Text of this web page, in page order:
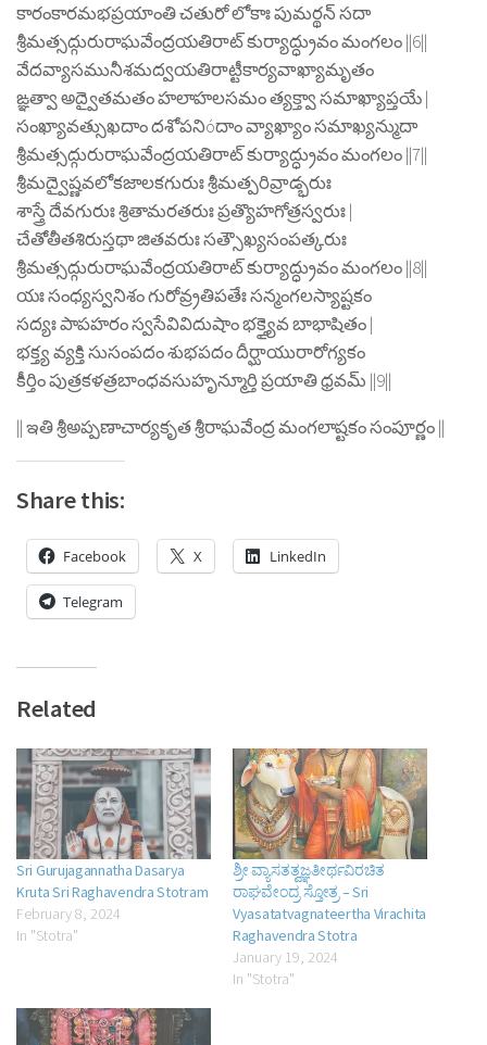
కారంకారమభప్రయాంతి చతురో లోకాః పుమర్థన్ సదా
శ్రీమత్సద్గురురాఘవేంద్రయతిరాట్ కుర్యాద్ధ్రువం మంగలం ||6||
వేదవ్యాసమునీశమద్వయతిరాట్టీకార్యవాఖ్యామృతం
ఙ్ఞత్వా అద్వైతమతం హలాహలసమం త్యక్త్వా సమాఖ్యాప్తయే |
సంఖ్యావత్సుఖదాం దశోపనిóదాం వ్యాఖ్యాం సమాఖ్యన్ముదా
శ్రీమత్సద్గురురాఘవేంద్రయతిరాట్ కుర్యాద్ధ్రువం మంగలం ||7||
శ్రీమద్వైష్ణవలోకజాలకగురుః శ్రీమత్పరివ్రాడ్భరుః
శాస్త్రే దేవగురుః శ్రితామరతరుః ప్రత్యొహగోత్రస్వరుః |
చేతోతీతశిరుస్తథా జితవరుః సత్సౌఖ్యసంపత్కరుః
శ్రీమత్సద్గురురాఘవేంద్రయతిరాట్ కుర్యాద్ధ్రువం మంగలం ||8||
యః సంధ్యస్వనిశం గురోవ్ర్రతిపతేః సన్మంగలస్యాష్టకం
సద్యః పాపహరం స్వసేవివిదుషాం భక్త్యైవ బాభాషితం |
భక్త్య వ్యక్తి సుసంపదం శుభపదం దీర్ఘాయురారోగ్యకం
కీర్తిం పుత్రకళత్రబాంధవసుహృన్మూర్తి ప్రయాతి ధ్రవమ్ ||9||
|| ఇతి శ్రీఅప్పణాచార్యకృత శ్రీరాఘవేంద్ర మంగలాష్టకం సంపూర్ణం ||
Share this:
Facebook X LinkedIn
Telegram
Related
Sri Gurujagannatha Dasarya
Kruta Sri Raghavendra Stotram
February 8, 2024
In "Stotra"
ಶ್ರೀ ವ್ಯಾಸತತ್ವಜ್ಞತೀರ್ಥವಿರಚಿತ
ರಾಘವೇಂದ್ರ ಸ್ತೋತ್ರ – Sri
Vyasatatvagnateertha Virachita
Raghavendra Stotra
January 19, 2024
In "Stotra"